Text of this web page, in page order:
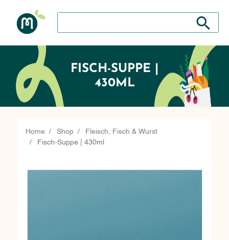
Search
FISCH-SUPPE |
430ML
Home Shop Fleisch, Fisch & Wurst
Fisch-Suppe | 430ml